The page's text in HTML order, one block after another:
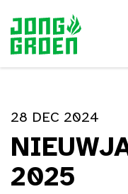
28 DEC 2024
2025